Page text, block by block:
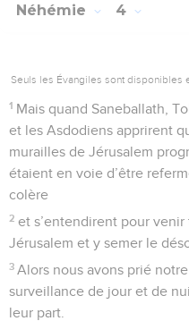
Néhémie 4
Seuls les Évangiles sont disponibles
1 Mais quand Saneballath,
et les Asdodiens apprirent
murailles de Jérusalem
étaient en voie d’être
colère
2 et s’entendirent pour
Jérusalem et y semer le
3 Alors nous avons prié
surveillance de jour et de
leur part.